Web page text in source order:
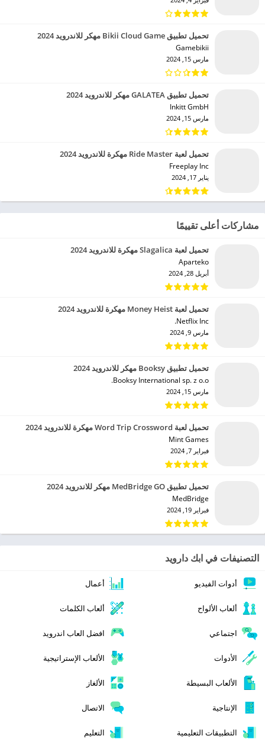
تحميل تطبيق Bikii Cloud Game مهكر للاندرويد 2024
Gamebikii‏
مارس 15, 2024
تحميل تطبيق GALATEA مهكر للاندرويد 2024
Inkitt GmbH‏
مارس 15, 2024
تحميل لعبة Ride Master مهكرة للاندرويد 2024
Freeplay Inc‏
يناير 17, 2024
مشاركات أعلى تقييمًا
تحميل لعبة Slagalica مهكرة للاندرويد 2024
Aparteko‏
أبريل 28, 2024
تحميل لعبة Money Heist مهكرة للاندرويد 2024
Netflix Inc.‏
مارس 9, 2024
تحميل تطبيق Booksy مهكر للاندرويد 2024
Booksy International sp. z o.o.‏
مارس 15, 2024
تحميل لعبة Word Trip Crossword مهكرة للاندرويد 2024
Mint Games‏
فبراير 7, 2024
تحميل تطبيق MedBridge GO مهكر للاندرويد 2024
MedBridge‏
فبراير 19, 2024
التصنيفات في ابك دارويد
أدوات الفيديو أعمال
ألعاب الألواح ألعاب الكلمات
اجتماعي افضل العاب اندرويد
الأدوات الألعاب الإستراتيجية
الألعاب البسيطة الألغاز
الإنتاجية الاتصال
التطبيقات التعليمية التعليم